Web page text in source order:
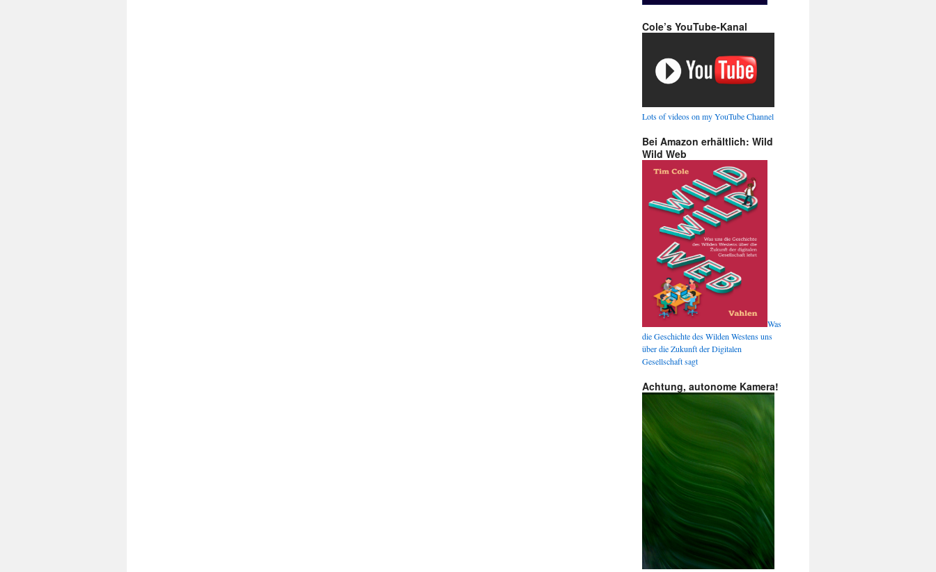
Cole’s YouTube-Kanal
Lots of videos on my YouTube Channel
Bei Amazon erhältlich: Wild
Wild Web
Was
die Geschichte des Wilden Westens uns
über die Zukunft der Digitalen
Gesellschaft sagt
Achtung, autonome Kamera!